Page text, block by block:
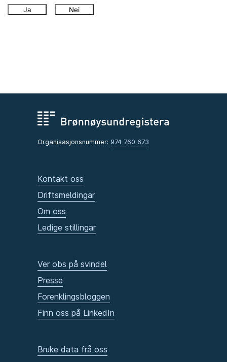
Ja Nei
Organisasjonsnummer: 974 760 673
Kontakt oss
Driftsmeldingar
Om oss
Ledige stillingar
Ver obs på svindel
Presse
Forenklingsbloggen
Finn oss på LinkedIn
Bruke data frå oss